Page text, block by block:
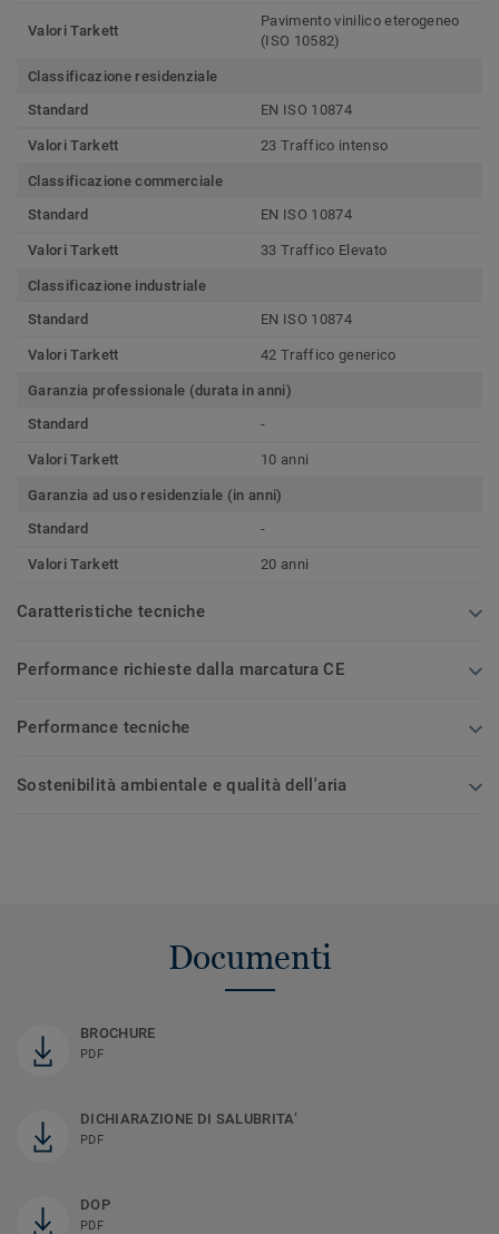
Valori Tarkett
Pavimento vinilico eterogeneo
(ISO 10582)
Classificazione residenziale
Standard
EN ISO 10874
Valori Tarkett 23 Traffico intenso
Classificazione commerciale
Standard
EN ISO 10874
Valori Tarkett 33 Traffico Elevato
Classificazione industriale
Standard
EN ISO 10874
Valori Tarkett 42 Traffico generico
Garanzia professionale (durata in anni)
Standard
-
Valori Tarkett 10 anni
Garanzia ad uso residenziale (in anni)
Standard
-
Valori Tarkett 20 anni
Caratteristiche tecniche
Performance richieste dalla marcatura CE
Performance tecniche
Sostenibilità ambientale e qualità dell'aria
Documenti
BROCHURE
PDF
DICHIARAZIONE DI SALUBRITA’
PDF
DOP
PDF